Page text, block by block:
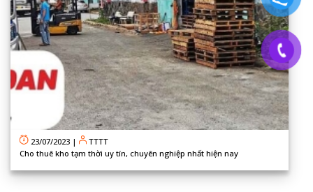
23/07/2023 |
TTTT
Cho thuê kho tạm thời uy tín, chuyên nghiệp nhất hiện nay